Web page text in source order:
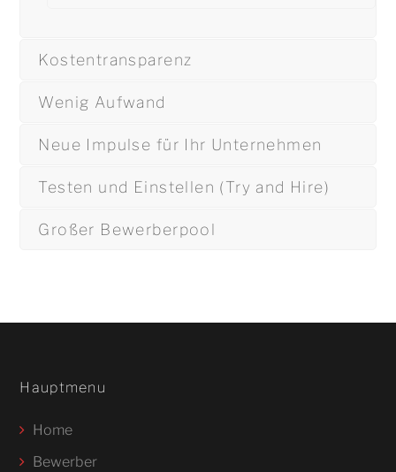
Kostentransparenz
Wenig Aufwand
Neue Impulse für Ihr Unternehmen
Testen und Einstellen (Try and Hire)
Großer Bewerberpool
Hauptmenu
Home
Bewerber